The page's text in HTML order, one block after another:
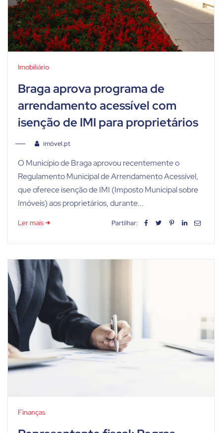
Imobiliário
Braga aprova programa de
arrendamento acessível com
isenção de IMI para proprietários
imóvel.pt
O Município de Braga aprovou recentemente o
Regulamento Municipal de Arrendamento Acessível,
que oferece isenção de IMI (Imposto Municipal sobre
Imóveis) aos proprietários, durante...
Ler mais Partilhar:
Finanças